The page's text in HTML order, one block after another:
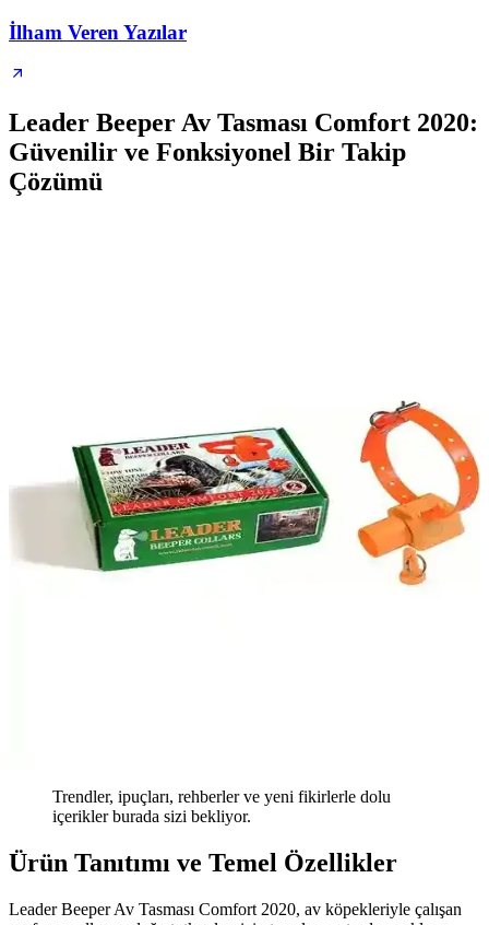
İlham Veren Yazılar
Leader Beeper Av Tasması Comfort 2020:
Güvenilir ve Fonksiyonel Bir Takip
Çözümü
Trendler, ipuçları, rehberler ve yeni fikirlerle dolu
içerikler burada sizi bekliyor.
Ürün Tanıtımı ve Temel Özellikler
Leader Beeper Av Tasması Comfort 2020, av köpekleriyle çalışan